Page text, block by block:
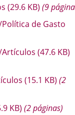
(29.6 KB) (9
de Gasto
Artículos (47.6 KB)
(15.1 KB) (2
KB) (2 páginas)